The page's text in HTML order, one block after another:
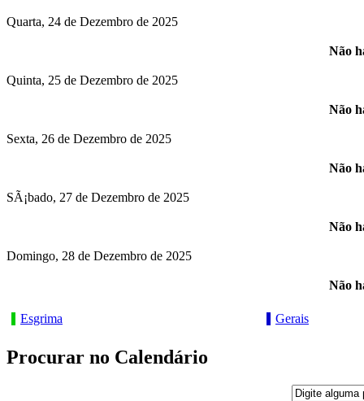
Quarta, 24 de Dezembro de 2025
Não
Quinta, 25 de Dezembro de 2025
Não
Sexta, 26 de Dezembro de 2025
Não
SÃ¡bado, 27 de Dezembro de 2025
Não
Domingo, 28 de Dezembro de 2025
Não
Esgrima Gerais
Procurar no Calendário